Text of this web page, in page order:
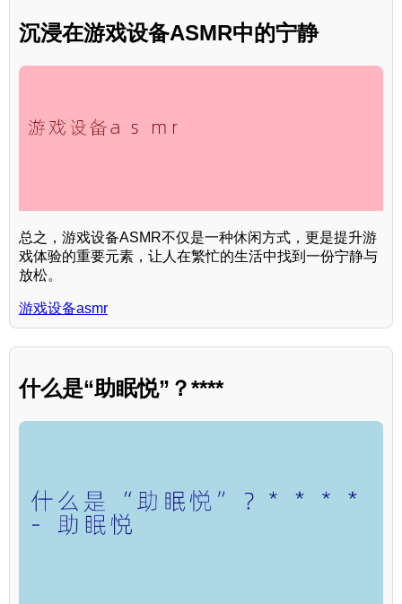
沉浸在游戏设备ASMR中的宁静
总之，游戏设备ASMR不仅是一种休闲方式，更是提升游
戏体验的重要元素，让人在繁忙的生活中找到一份宁静与
放松。
游戏设备asmr
什么是“助眠悦”？****